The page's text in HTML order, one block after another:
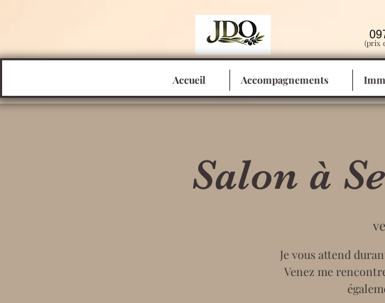
(prix
Accueil Accompagnements
Salon à
Je vous attend
Venez me